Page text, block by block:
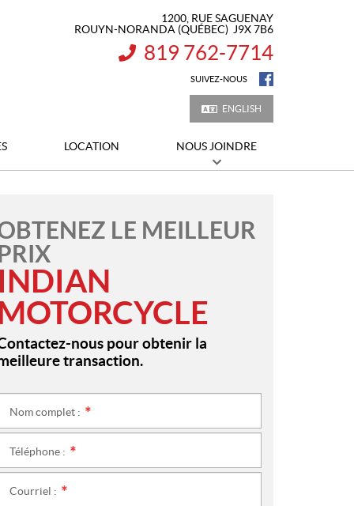
1200, RUE SAGUENAY
ROUYN-NORANDA (QUÉBEC) J9X 7B6
INFORMATION :
819 762-7714
SUIVEZ-NOUS
ENGLISH
LOCATION NOUS JOINDRE
LE MEILLEUR
INDIAN
MOTORCYCLE
nous pour obtenir la
transaction.
Nom complet :
Téléphone :
Courriel :